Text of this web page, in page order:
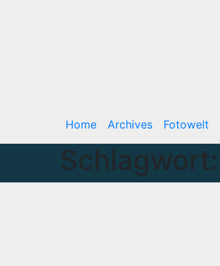
Home Archives Fotowelt
Schlagwort: